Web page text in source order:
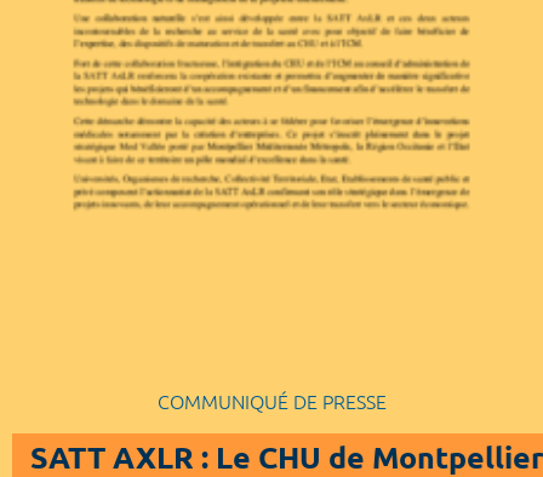
COMMUNIQUÉ DE PRESSE
SATT AXLR : Le CHU de